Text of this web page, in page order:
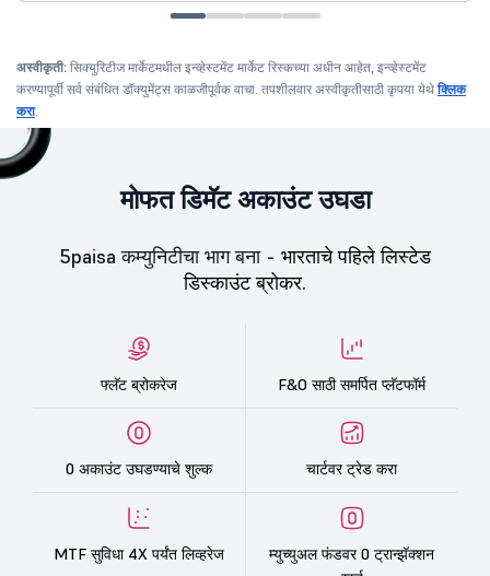
अस्वीकृती: सिक्युरिटीज मार्केटमधील इन्व्हेस्टमेंट मार्केट रिस्कच्या अधीन आहेत, इन्व्हेस्टमेंट
करण्यापूर्वी सर्व संबंधित डॉक्युमेंट्स काळजीपूर्वक वाचा. तपशीलवार अस्वीकृतीसाठी कृपया येथेक्लिक
करा.
मोफत डिमॅट अकाउंट उघडा
5paisa कम्युनिटीचा भाग बना - भारताचे पहिले लिस्टेड
डिस्काउंट ब्रोकर.
फ्लॅट ब्रोकरेज F&O साठी समर्पित प्लॅटफॉर्म
0 अकाउंट उघडण्याचे शुल्क चार्टवर ट्रेड करा
MTF सुविधा 4X पर्यंत लिव्हरेज
म्युच्युअल फंडवर 0 ट्रान्झॅक्शन